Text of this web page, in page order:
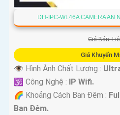
DH-IPC-WL46A CAMERA AN
Giá Bán:
Giá Khuyến
👁 Hình Ành Chất Lượng :
🕉️ Công Nghệ :
IP Wifi.
🌈 Khoảng Cách Ban Đêm :
Ban Ðêm.